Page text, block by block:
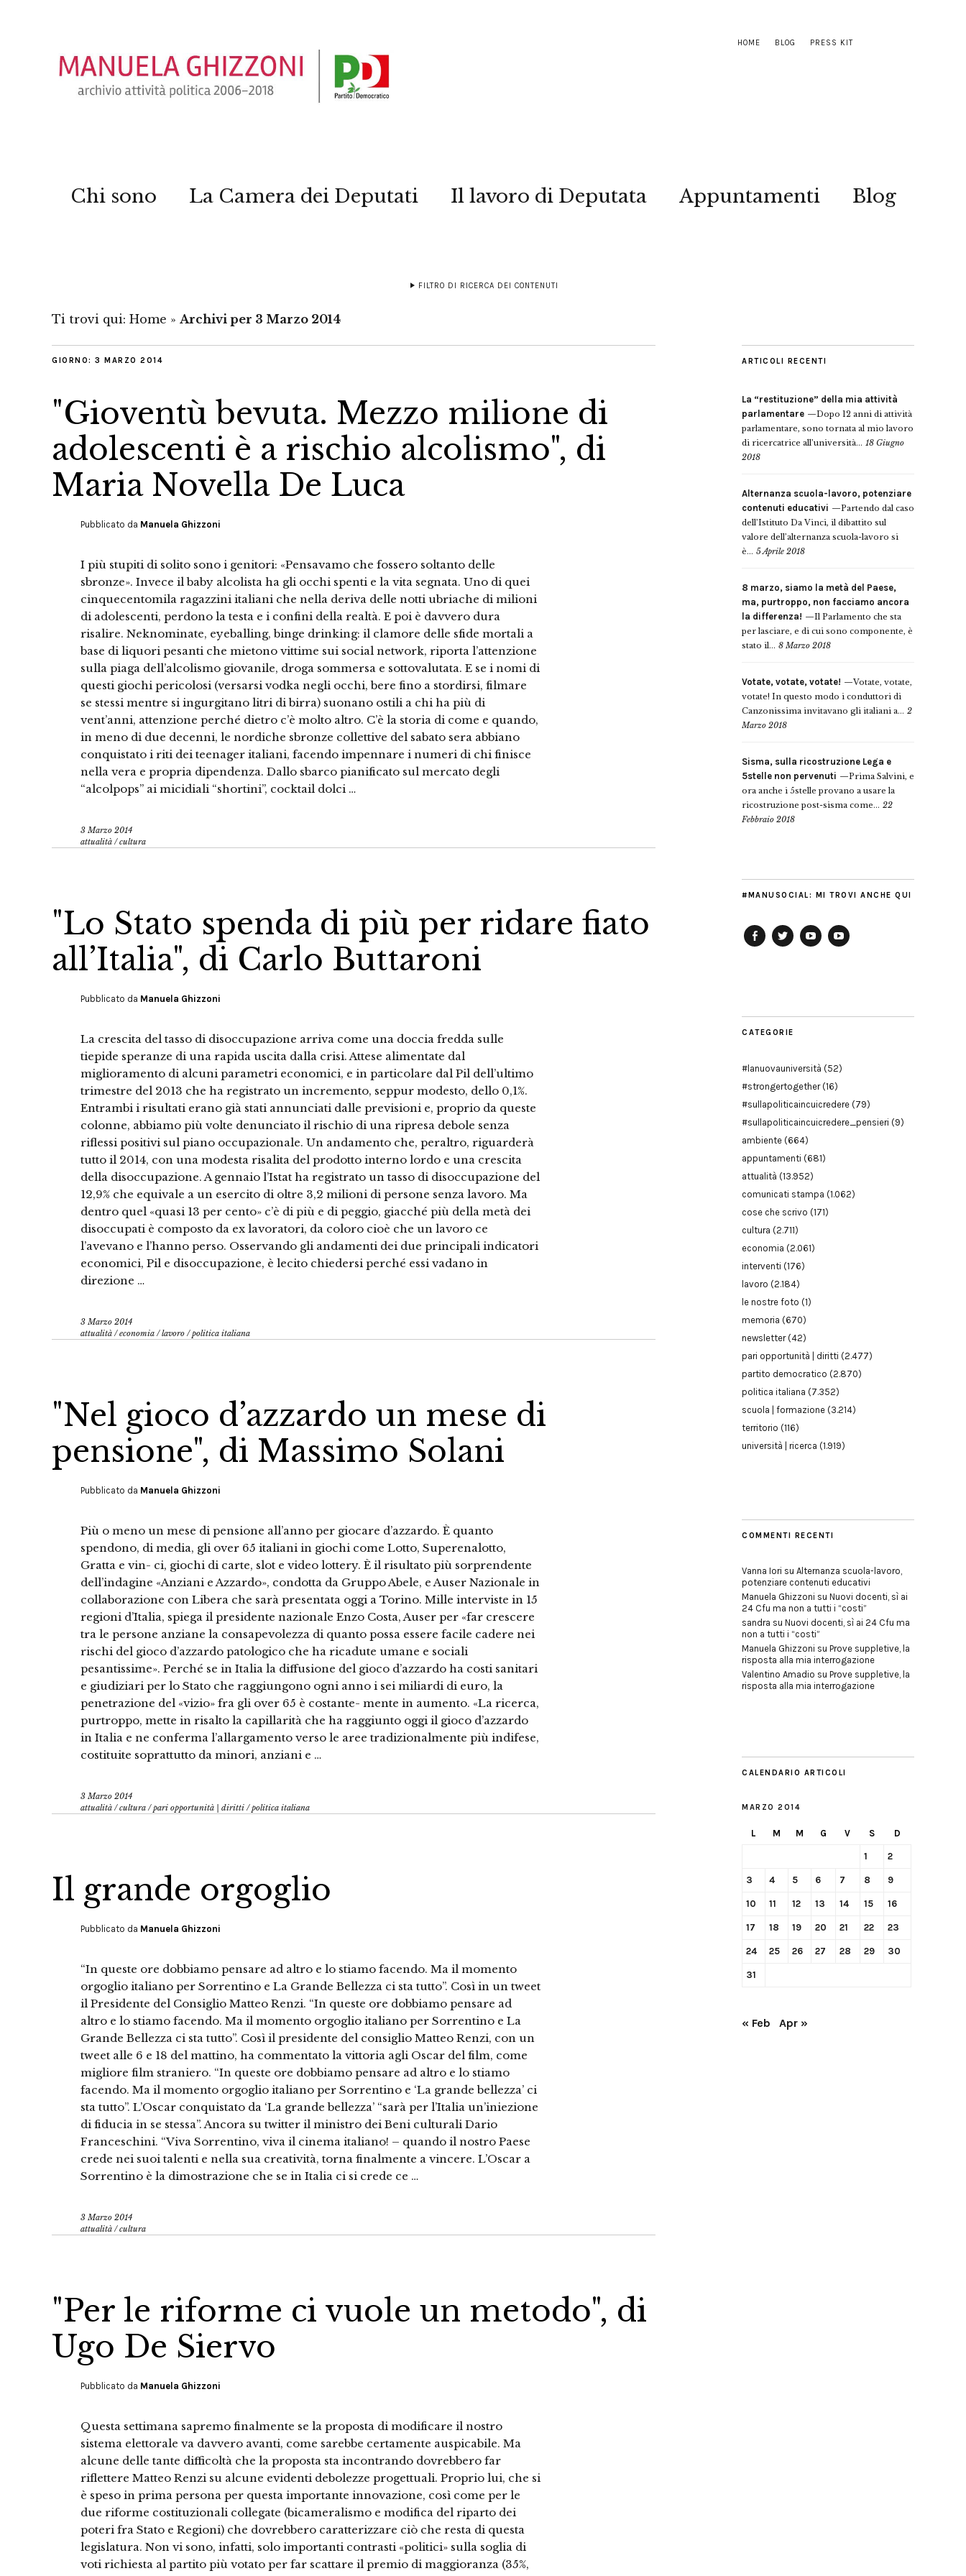
HOME BLOG PRESS KIT
Chi sono La Camera dei Deputati Il lavoro di Deputata Appuntamenti Blog
FILTRO DI RICERCA DEI CONTENUTI
Ti trovi qui: Home » Archivi per 3 Marzo 2014
GIORNO: 3 MARZO 2014
"Gioventù bevuta. Mezzo milione di
adolescenti è a rischio alcolismo", di
Maria Novella De Luca
Pubblicato da Manuela Ghizzoni
I più stupiti di solito sono i genitori: «Pensavamo che fossero soltanto delle
sbronze». Invece il baby alcolista ha gli occhi spenti e la vita segnata. Uno di quei
cinquecentomila ragazzini italiani che nella deriva delle notti ubriache di milioni
di adolescenti, perdono la testa e i confini della realtà. E poi è davvero dura
risalire. Neknominate, eyeballing, binge drinking: il clamore delle sfide mortali a
base di liquori pesanti che mietono vittime sui social network, riporta l’attenzione
sulla piaga dell’alcolismo giovanile, droga sommersa e sottovalutata. E se i nomi di
questi giochi pericolosi (versarsi vodka negli occhi, bere fino a stordirsi, filmare
se stessi mentre si ingurgitano litri di birra) suonano ostili a chi ha più di
vent’anni, attenzione perché dietro c’è molto altro. C’è la storia di come e quando,
in meno di due decenni, le nordiche sbronze collettive del sabato sera abbiano
conquistato i riti dei teenager italiani, facendo impennare i numeri di chi finisce
nella vera e propria dipendenza. Dallo sbarco pianificato sul mercato degli
“alcolpops” ai micidiali “shortini”, cocktail dolci …
3 Marzo 2014
attualità /cultura
"Lo Stato spenda di più per ridare fiato
all’Italia", di Carlo Buttaroni
Pubblicato da Manuela Ghizzoni
La crescita del tasso di disoccupazione arriva come una doccia fredda sulle
tiepide speranze di una rapida uscita dalla crisi. Attese alimentate dal
miglioramento di alcuni parametri economici, e in particolare dal Pil dell’ultimo
trimestre del 2013 che ha registrato un incremento, seppur modesto, dello 0,1%.
Entrambi i risultati erano già stati annunciati dalle previsioni e, proprio da queste
colonne, abbiamo più volte denunciato il rischio di una ripresa debole senza
riflessi positivi sul piano occupazionale. Un andamento che, peraltro, riguarderà
tutto il 2014, con una modesta risalita del prodotto interno lordo e una crescita
della disoccupazione. A gennaio l’Istat ha registrato un tasso di disoccupazione del
12,9% che equivale a un esercito di oltre 3,2 milioni di persone senza lavoro. Ma
dentro quel «quasi 13 per cento» c’è di più e di peggio, giacché più della metà dei
disoccupati è composto da ex lavoratori, da coloro cioè che un lavoro ce
l’avevano e l’hanno perso. Osservando gli andamenti dei due principali indicatori
economici, Pil e disoccupazione, è lecito chiedersi perché essi vadano in
direzione …
3 Marzo 2014
attualità /economia /lavoro /politica italiana
"Nel gioco d’azzardo un mese di
pensione", di Massimo Solani
Pubblicato da Manuela Ghizzoni
Più o meno un mese di pensione all’anno per giocare d’azzardo. È quanto
spendono, di media, gli over 65 italiani in giochi come Lotto, Superenalotto,
Gratta e vin- ci, giochi di carte, slot e video lottery. È il risultato più sorprendente
dell’indagine «Anziani e Azzardo», condotta da Gruppo Abele, e Auser Nazionale in
collaborazione con Libera che sarà presentata oggi a Torino. Mille interviste in 15
regioni d’Italia, spiega il presidente nazionale Enzo Costa, Auser per «far crescere
tra le persone anziane la consapevolezza di quanto possa essere facile cadere nei
rischi del gioco d’azzardo patologico che ha ricadute umane e sociali
pesantissime». Perché se in Italia la diffusione del gioco d’azzardo ha costi sanitari
e giudiziari per lo Stato che raggiungono ogni anno i sei miliardi di euro, la
penetrazione del «vizio» fra gli over 65 è costante- mente in aumento. «La ricerca,
purtroppo, mette in risalto la capillarità che ha raggiunto oggi il gioco d’azzardo
in Italia e ne conferma l’allargamento verso le aree tradizionalmente più indifese,
costituite soprattutto da minori, anziani e …
3 Marzo 2014
attualità /cultura /pari opportunità | diritti /politica italiana
Il grande orgoglio
Pubblicato da Manuela Ghizzoni
“In queste ore dobbiamo pensare ad altro e lo stiamo facendo. Ma il momento
orgoglio italiano per Sorrentino e La Grande Bellezza ci sta tutto”. Così in un tweet
il Presidente del Consiglio Matteo Renzi. “In queste ore dobbiamo pensare ad
altro e lo stiamo facendo. Ma il momento orgoglio italiano per Sorrentino e La
Grande Bellezza ci sta tutto”. Così il presidente del consiglio Matteo Renzi, con un
tweet alle 6 e 18 del mattino, ha commentato la vittoria agli Oscar del film, come
migliore film straniero. “In queste ore dobbiamo pensare ad altro e lo stiamo
facendo. Ma il momento orgoglio italiano per Sorrentino e ‘La grande bellezza’ ci
sta tutto”. L’Oscar conquistato da ‘La grande bellezza’ “sarà per l’Italia un’iniezione
di fiducia in se stessa”. Ancora su twitter il ministro dei Beni culturali Dario
Franceschini. “Viva Sorrentino, viva il cinema italiano! – quando il nostro Paese
crede nei suoi talenti e nella sua creatività, torna finalmente a vincere. L’Oscar a
Sorrentino è la dimostrazione che se in Italia ci si crede ce …
3 Marzo 2014
attualità /cultura
"Per le riforme ci vuole un metodo", di
Ugo De Siervo
Pubblicato da Manuela Ghizzoni
Questa settimana sapremo finalmente se la proposta di modificare il nostro
sistema elettorale va davvero avanti, come sarebbe certamente auspicabile. Ma
alcune delle tante difficoltà che la proposta sta incontrando dovrebbero far
riflettere Matteo Renzi su alcune evidenti debolezze progettuali. Proprio lui, che si
è speso in prima persona per questa importante innovazione, così come per le
due riforme costituzionali collegate (bicameralismo e modifica del riparto dei
poteri fra Stato e Regioni) che dovrebbero caratterizzare ciò che resta di questa
legislatura. Non vi sono, infatti, solo importanti contrasti «politici» sulla soglia di
voti richiesta al partito più votato per far scattare il premio di maggioranza (35%,
ARTICOLI RECENTI
La “restituzione” della mia attività
parlamentare
Dopo 12 anni di attività
parlamentare, sono tornata al mio lavoro
di ricercatrice all’università... 18 Giugno
2018
Alternanza scuola-lavoro, potenziare
contenuti educativi
Partendo dal caso
dell’Istituto Da Vinci, il dibattito sul
valore dell’alternanza scuola-lavoro si
è... 5 Aprile 2018
8 marzo, siamo la metà del Paese,
ma, purtroppo, non facciamo ancora
la differenza!
Il Parlamento che sta
per lasciare, e di cui sono componente, è
stato il... 8 Marzo 2018
Votate, votate, votate!
Votate, votate,
votate! In questo modo i conduttori di
Canzonissima invitavano gli italiani a... 2
Marzo 2018
Sisma, sulla ricostruzione Lega e
5stelle non pervenuti
Prima Salvini, e
ora anche i 5stelle provano a usare la
ricostruzione post-sisma come... 22
Febbraio 2018
#MANUSOCIAL: MI TROVI ANCHE QUI
CATEGORIE
#lanuovauniversità (52)
#strongertogether(16)
#sullapoliticaincuicredere (79)
#sullapoliticaincuicredere_pensieri (9)
ambiente (664)
appuntamenti (681)
attualità (13.952)
comunicati stampa (1.062)
cose che scrivo (171)
cultura (2.711)
economia (2.061)
interventi (176)
lavoro (2.184)
le nostre foto (1)
memoria (670)
newsletter(42)
pari opportunità | diritti (2.477)
partito democratico (2.870)
politica italiana (7.352)
scuola | formazione (3.214)
territorio (116)
università | ricerca (1.919)
COMMENTI RECENTI
Vanna Iori su Alternanza scuola-lavoro,
potenziare contenuti educativi
Manuela Ghizzoni su Nuovi docenti, sì ai
24 Cfu ma non a tutti i “costi”
sandra su Nuovi docenti, sì ai 24 Cfu ma
non a tutti i “costi”
Manuela Ghizzoni su Prove suppletive, la
risposta alla mia interrogazione
Valentino Amadio su Prove suppletive, la
risposta alla mia interrogazione
CALENDARIO ARTICOLI
MARZO 2014
L M M G V S D
1 2
3 4 5 6 7 8 9
10 11 12 13 14 15 16
17 18 19 20 21 22 23
24 25 26 27 28 29 30
31
« Feb Apr »